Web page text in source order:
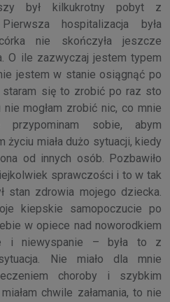
był kilkukrotny pobyt z
hospitalizacja była
nie skończyła jeszcze
O ile zazwyczaj jestem typem
jestem w stanie osiągnąć po
staram się to zrobić po raz sto
mogłam zrobić nic, co mnie
przypominam sobie, abym
życiu miała dużo sytuacji, kiedy
od innych osób. Pozbawiło
sprawczości i to w tak
stan zdrowia mojego dziecka.
kiepskie samopoczucie po
w opiece nad noworodkiem
i niewyspanie – była to z
Nie miało dla mnie
choroby i szybkim
chwile załamania, to nie